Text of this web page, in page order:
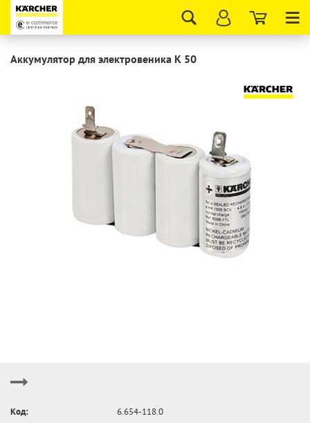
Аккумулятор для электровеника K 50
Код:
6.654-118.0